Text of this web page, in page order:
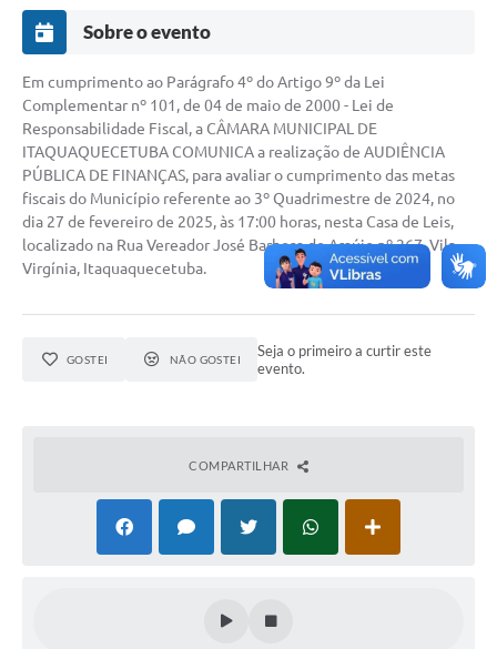
Sobre o evento
Em cumprimento ao Parágrafo 4º do Artigo 9º da Lei
Complementar nº 101, de 04 de maio de 2000 - Lei de
Responsabilidade Fiscal, a CÂMARA MUNICIPAL DE
ITAQUAQUECETUBA COMUNICA a realização de AUDIÊNCIA
PÚBLICA DE FINANÇAS, para avaliar o cumprimento das metas
fiscais do Município referente ao 3º Quadrimestre de 2024, no
dia 27 de fevereiro de 2025, às 17:00 horas, nesta Casa de Leis,
localizado na Rua Vereador José Barbosa de Araújo nº 267, Vila
Virgínia, Itaquaquecetuba.
GOSTEI NÃO GOSTEI
Seja o primeiro a curtir este
evento.
COMPARTILHAR